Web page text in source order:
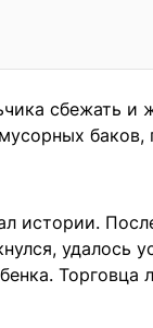
сбежать и
баков,
истории.
удалось